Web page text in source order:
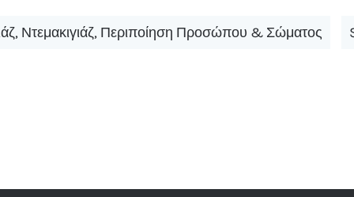
, Ντεμακιγιάζ, Περιποίηση Προσώπου & Σώματος